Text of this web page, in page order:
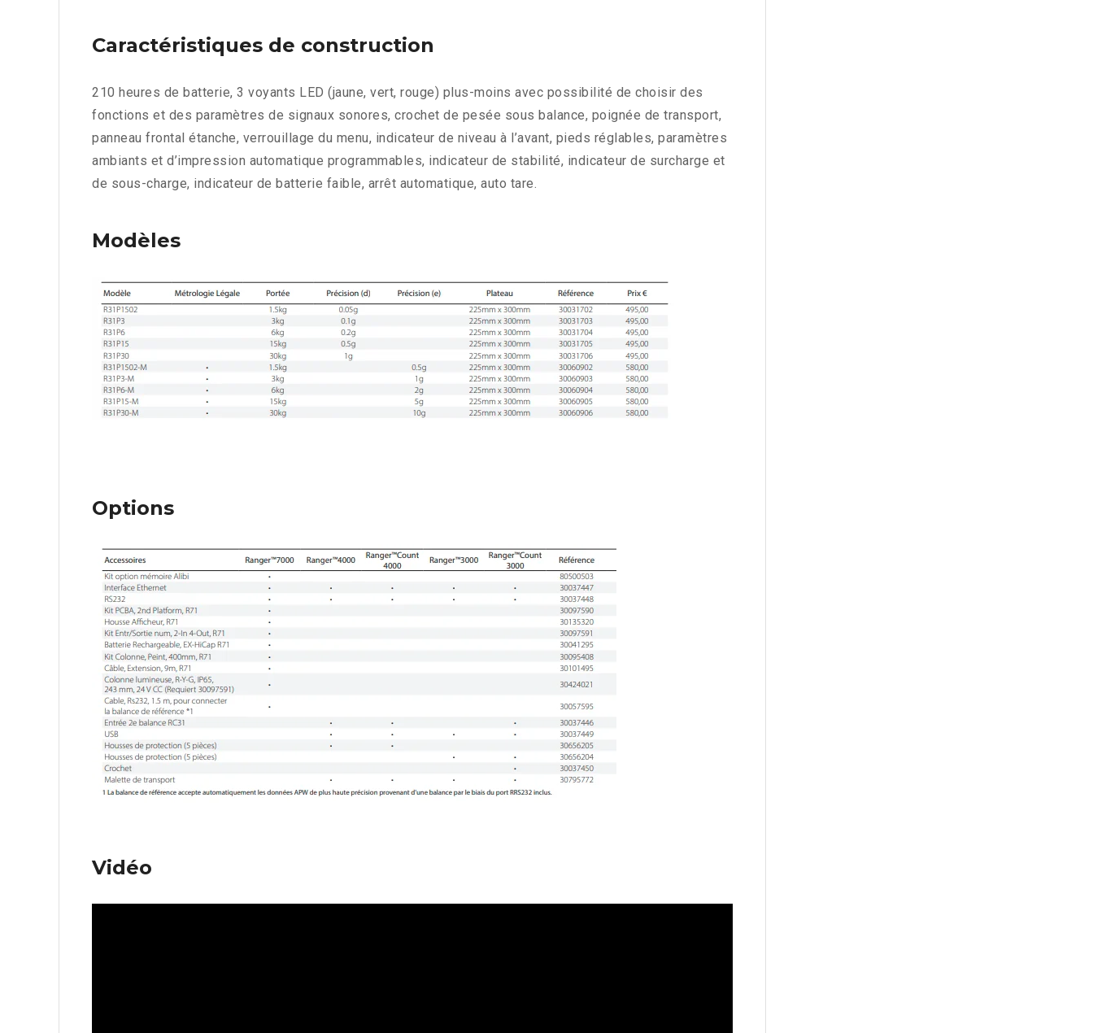
Caractéristiques de construction
210 heures de batterie, 3 voyants LED (jaune, vert, rouge) plus-moins avec possibilité de choisir des
fonctions et des paramètres de signaux sonores, crochet de pesée sous balance, poignée de transport,
panneau frontal étanche, verrouillage du menu, indicateur de niveau à l’avant, pieds réglables, paramètres
ambiants et d’impression automatique programmables, indicateur de stabilité, indicateur de surcharge et
de sous-charge, indicateur de batterie faible, arrêt automatique, auto tare.
Modèles
Options
Vidéo